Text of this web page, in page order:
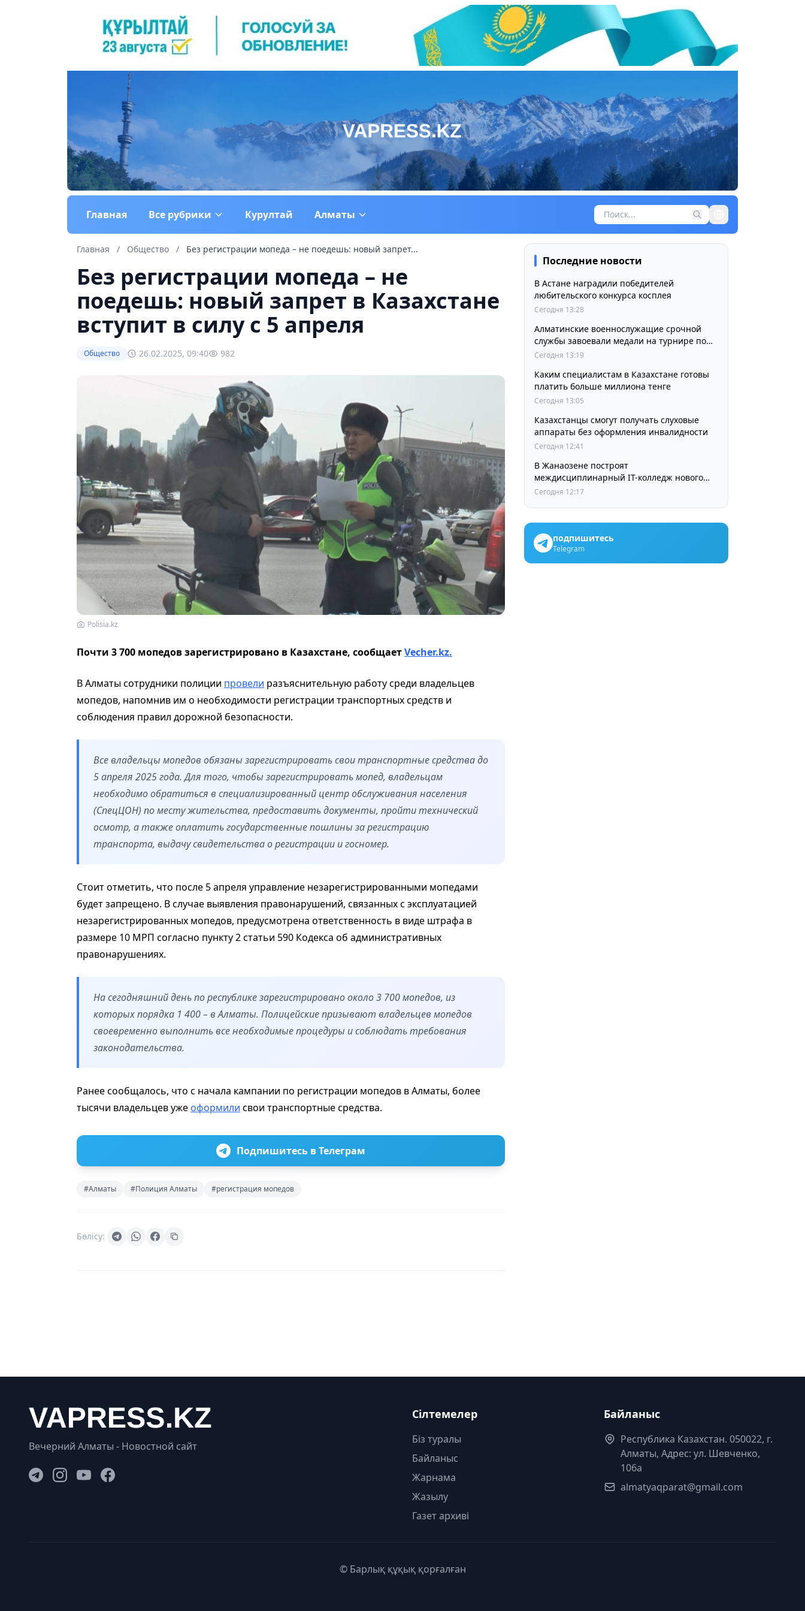
Главная Все рубрики Курултай Алматы
Главная / Общество / Без регистрации мопеда – не поедешь: новый запрет...
Без регистрации мопеда – не
поедешь: новый запрет в Казахстане
вступит в силу с 5 апреля
Общество 26.02.2025, 09:40 982
Polisia.kz
Почти 3 700 мопедов зарегистрировано в Казахстане, сообщаетVecher.kz.
В Алматы сотрудники полиции провели разъяснительную работу среди владельцев
мопедов, напомнив им о необходимости регистрации транспортных средств и
соблюдения правил дорожной безопасности.
Все владельцы мопедов обязаны зарегистрировать свои транспортные средства до
5 апреля 2025 года. Для того, чтобы зарегистрировать мопед, владельцам
необходимо обратиться в специализированный центр обслуживания населения
(СпецЦОН) по месту жительства, предоставить документы, пройти технический
осмотр, а также оплатить государственные пошлины за регистрацию
транспорта, выдачу свидетельства о регистрации и госномер.
Стоит отметить, что после 5 апреля управление незарегистрированными мопедами
будет запрещено. В случае выявления правонарушений, связанных с эксплуатацией
незарегистрированных мопедов, предусмотрена ответственность в виде штрафа в
размере 10 МРП согласно пункту 2 статьи 590 Кодекса об административных
правонарушениях.
На сегодняшний день по республике зарегистрировано около 3 700 мопедов, из
которых порядка 1 400 – в Алматы. Полицейские призывают владельцев мопедов
своевременно выполнить все необходимые процедуры и соблюдать требования
законодательства.
Ранее сообщалось, что с начала кампании по регистрации мопедов в Алматы, более
тысячи владельцев уже оформили свои транспортные средства.
Подпишитесь в Телеграм
#Алматы #Полиция Алматы #регистрация мопедов
Бөлісу:
Последние новости
В Астане наградили победителей
любительского конкурса косплея
Сегодня 13:28
Алматинские военнослужащие срочной
службы завоевали медали на турнире по
джиу-джитсу
Сегодня 13:19
Каким специалистам в Казахстане готовы
платить больше миллиона тенге
Сегодня 13:05
Казахстанцы смогут получать слуховые
аппараты без оформления инвалидности
Сегодня 12:41
В Жанаозене построят
междисциплинарный IT-колледж нового
поколения
Сегодня 12:17
подпишитесь
Telegram
Вечерний Алматы - Новостной сайт
Сілтемелер
Біз туралы
Байланыс
Жарнама
Жазылу
Газет архиві
Байланыс
Республика Казахстан. 050022, г.
Алматы, Адрес: ул. Шевченко,
106а
almatyaqparat@gmail.com
© Барлық құқық қорғалған